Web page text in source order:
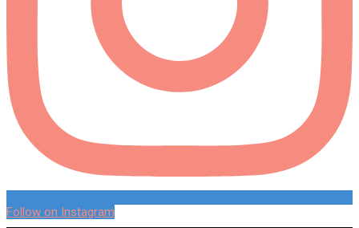
Follow on Instagram